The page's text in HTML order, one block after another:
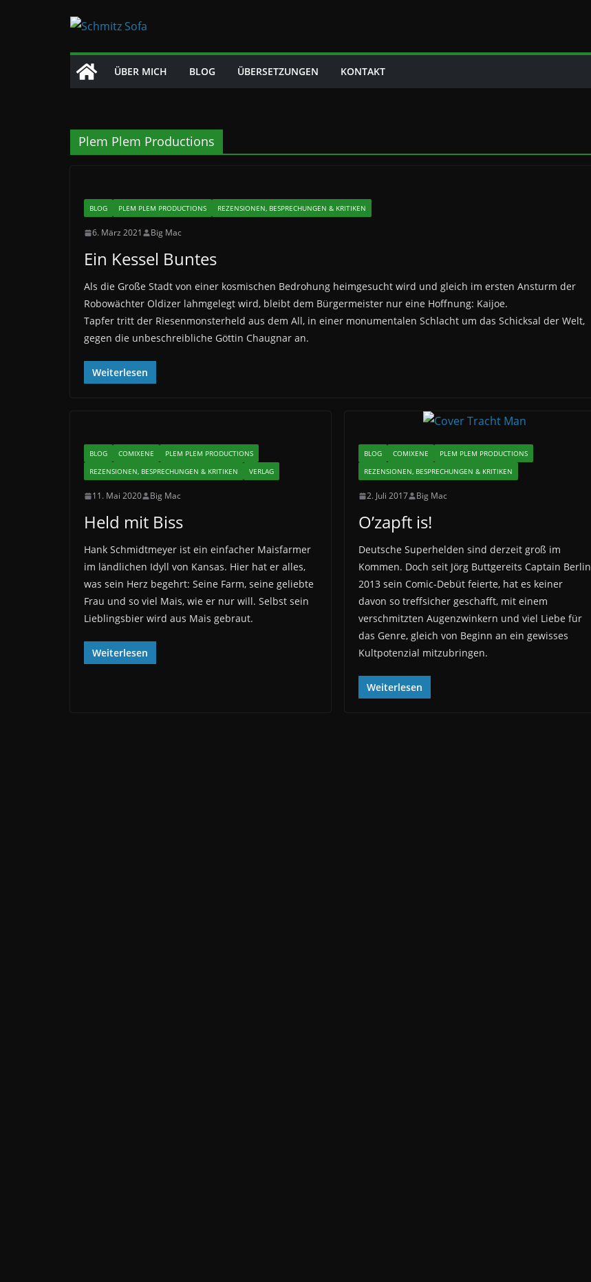
ÜBER MICH BLOG ÜBERSETZUNGEN KONTAKT
Plem Plem Productions
BLOG PLEM PLEM PRODUCTIONS REZENSIONEN, BESPRECHUNGEN & KRITIKEN
6. März 2021 Big Mac
Ein Kessel Buntes
Als die Große Stadt von einer kosmischen Bedrohung heimgesucht wird und gleich im ersten Ansturm der
Robowächter Oldizer lahmgelegt wird, bleibt dem Bürgermeister nur eine Hoffnung: Kaijoe.
Tapfer tritt der Riesenmonsterheld aus dem All, in einer monumentalen Schlacht um das Schicksal der Welt,
gegen die unbeschreibliche Göttin Chaugnar an.
Weiterlesen
BLOG COMIXENE
PLEM PLEM PRODUCTIONS
REZENSIONEN, BESPRECHUNGEN & KRITIKEN
VERLAG
11. Mai 2020 Big Mac
Held mit Biss
Hank Schmidtmeyer ist ein einfacher Maisfarmer
im ländlichen Idyll von Kansas. Hier hat er alles,
was sein Herz begehrt: Seine Farm, seine geliebte
Frau und so viel Mais, wie er nur will. Selbst sein
Lieblingsbier wird aus Mais gebraut.
Weiterlesen
BLOG COMIXENE
PLEM PLEM PRODUCTIONS
REZENSIONEN, BESPRECHUNGEN & KRITIKEN
2. Juli 2017 Big Mac
O’zapft is!
Deutsche Superhelden sind derzeit groß im
Kommen. Doch seit Jörg Buttgereits Captain Berlin
2013 sein Comic-Debüt feierte, hat es keiner
davon so treffsicher geschafft, mit einem
verschmitzten Augenzwinkern und viel Liebe für
das Genre, gleich von Beginn an ein gewisses
Kultpotenzial mitzubringen.
Weiterlesen